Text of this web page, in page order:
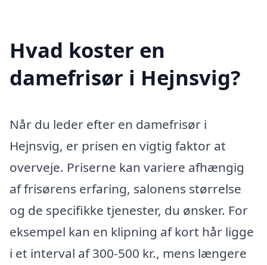
Hvad koster en
damefrisør i Hejnsvig?
Når du leder efter en damefrisør i
Hejnsvig, er prisen en vigtig faktor at
overveje. Priserne kan variere afhængig
af frisørens erfaring, salonens størrelse
og de specifikke tjenester, du ønsker. For
eksempel kan en klipning af kort hår ligge
i et interval af 300-500 kr., mens længere